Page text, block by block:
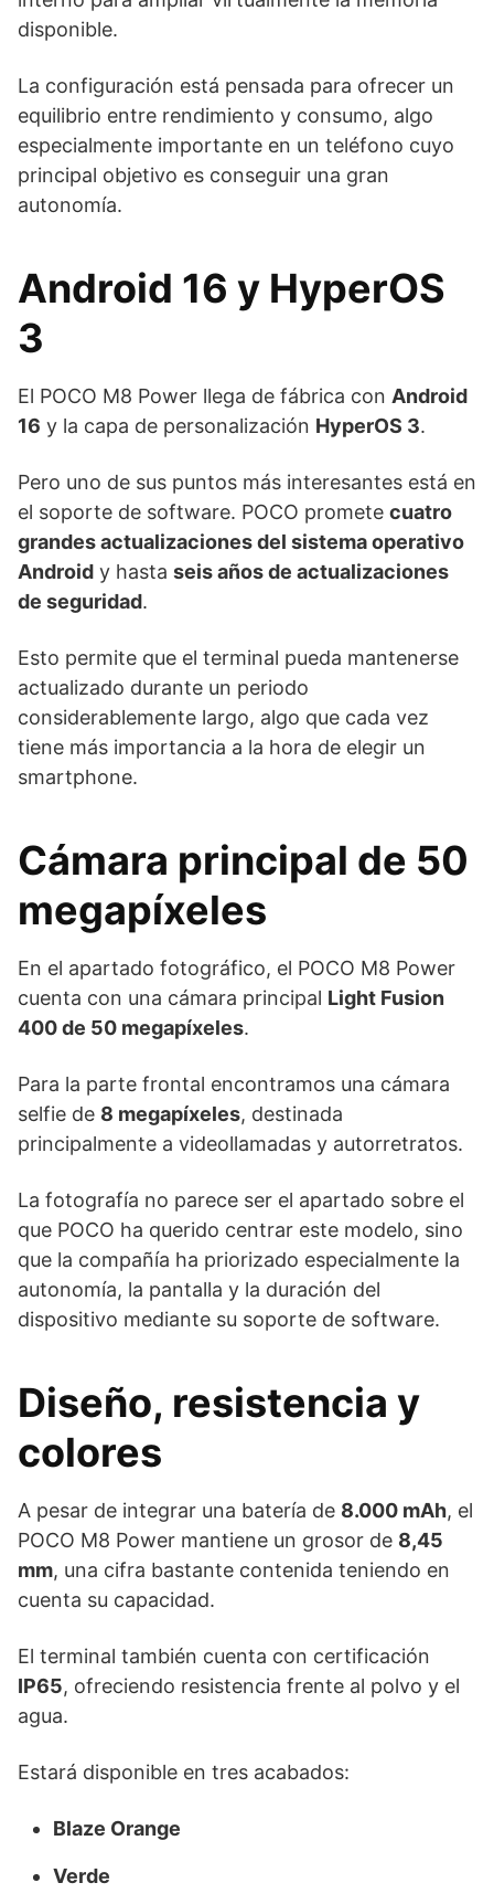
disponible.
La configuración está pensada para ofrecer un
equilibrio entre rendimiento y consumo, algo
especialmente importante en un teléfono cuyo
principal objetivo es conseguir una gran
autonomía.
Android 16 y HyperOS
3
El POCO M8 Power llega de fábrica con Android
16 y la capa de personalización HyperOS 3.
Pero uno de sus puntos más interesantes está en
el soporte de software. POCO promete cuatro
grandes actualizaciones del sistema operativo
Android y hasta seis años de actualizaciones
de seguridad.
Esto permite que el terminal pueda mantenerse
actualizado durante un periodo
considerablemente largo, algo que cada vez
tiene más importancia a la hora de elegir un
smartphone.
Cámara principal de 50
megapíxeles
En el apartado fotográfico, el POCO M8 Power
cuenta con una cámara principal Light Fusion
400 de 50 megapíxeles.
Para la parte frontal encontramos una cámara
selfie de 8 megapíxeles, destinada
principalmente a videollamadas y autorretratos.
La fotografía no parece ser el apartado sobre el
que POCO ha querido centrar este modelo, sino
que la compañía ha priorizado especialmente la
autonomía, la pantalla y la duración del
dispositivo mediante su soporte de software.
Diseño, resistencia y
colores
A pesar de integrar una batería de 8.000 mAh, el
POCO M8 Power mantiene un grosor de 8,45
mm, una cifra bastante contenida teniendo en
cuenta su capacidad.
El terminal también cuenta con certificación
IP65, ofreciendo resistencia frente al polvo y el
agua.
Estará disponible en tres acabados:
Blaze Orange
Verde